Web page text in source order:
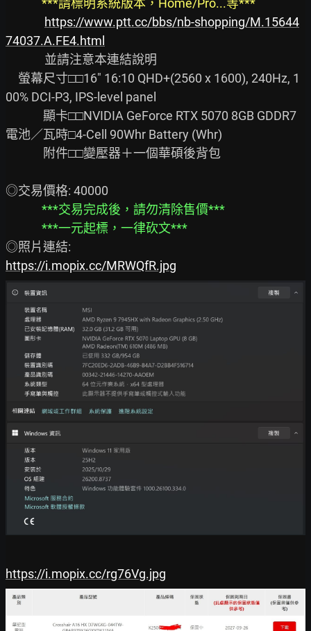
***請標明系統版本，Home/Pro...等***
https://www.ptt.cc/bbs/nb-shopping/M.15644
74037.A.FE4.html
螢幕尺寸□□16" 16:10 QHD+(2560 x 1600), 240Hz, 1
00% DCI-P3, IPS-level panel
顯卡□□NVIDIA GeForce RTX 5070 8GB GDDR7
電池／瓦時□4-Cell 90Whr Battery (Whr)
附件□□變壓器＋一個華碩後背包
◎交易價格: 40000
***交易完成後，請勿清除售價***
***一元起標，一律砍文***
https://i.mopix.cc/MRWQfR.jpg
https://i.mopix.cc/rg76Vg.jpg